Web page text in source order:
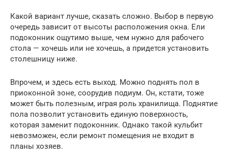
Какой вариант лучше, сказать сложно. Выбор в первую
очередь зависит от высоты расположения окна. Ели
подоконник ощутимо выше, чем нужно для рабочего
стола — хочешь или не хочешь, а придется установить
столешницу ниже.
Впрочем, и здесь есть выход. Можно поднять пол в
приоконной зоне, соорудив подиум. Он, кстати, тоже
может быть полезным, играя роль хранилища. Поднятие
пола позволит установить единую поверхность,
которая заменит подоконник. Однако такой кульбит
невозможен, если ремонт помещения не входит в
планы хозяев.